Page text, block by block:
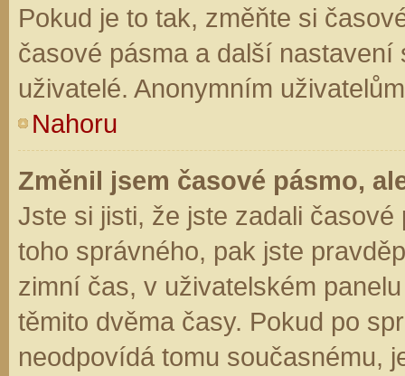
Pokud je to tak, změňte si
časové pásma a další
uživatelé. Anonymním
Nahoru
Změnil jsem časové pásmo,
Jste si jisti, že jste zadali
toho správného, pak jste
zimní čas, v uživatelském
těmito dvěma časy. Pokud po
neodpovídá tomu současnému,